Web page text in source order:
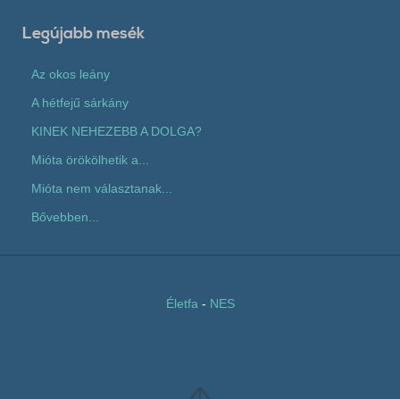
Legújabb mesék
Az okos leány
A hétfejű sárkány
KINEK NEHEZEBB A DOLGA?
Mióta örökölhetik a...
Mióta nem választanak...
Bővebben...
Életfa - NES